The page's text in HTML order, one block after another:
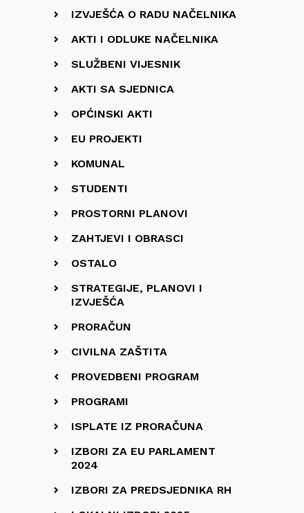
IZVJEŠĆA O RADU NAČELNIKA
AKTI I ODLUKE NAČELNIKA
SLUŽBENI VIJESNIK
AKTI SA SJEDNICA
OPĆINSKI AKTI
EU PROJEKTI
KOMUNAL
STUDENTI
PROSTORNI PLANOVI
ZAHTJEVI I OBRASCI
OSTALO
STRATEGIJE, PLANOVI I
IZVJEŠĆA
PRORAČUN
CIVILNA ZAŠTITA
PROVEDBENI PROGRAM
PROGRAMI
ISPLATE IZ PRORAČUNA
IZBORI ZA EU PARLAMENT
2024
IZBORI ZA PREDSJEDNIKA RH